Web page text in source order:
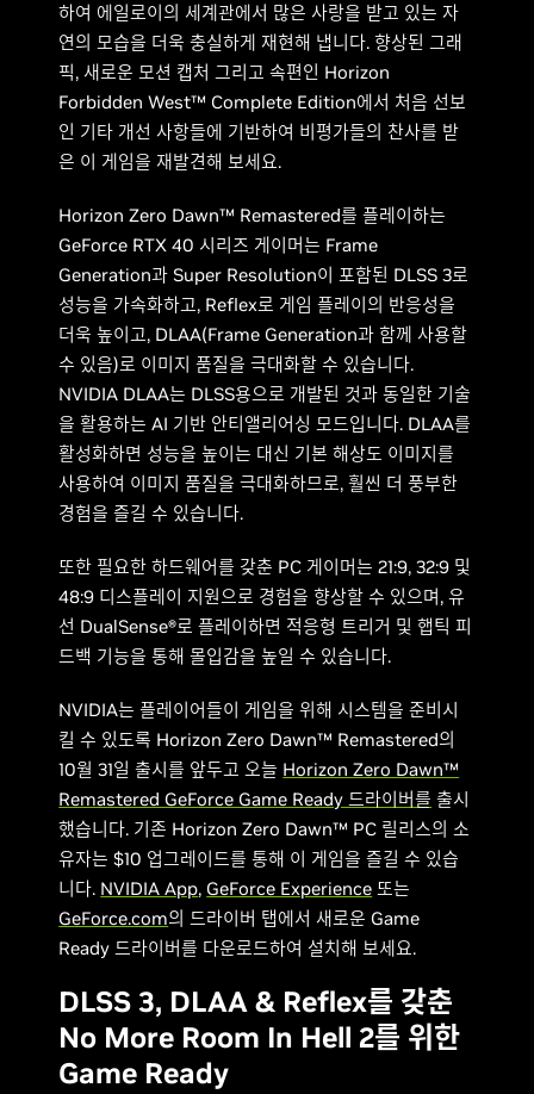
하여 에일로이의 세계관에서 많은 사랑을 받고 있는 자
연의 모습을 더욱 충실하게 재현해 냅니다. 향상된 그래
픽, 새로운 모션 캡처 그리고 속편인 Horizon
Forbidden West™ Complete Edition에서 처음 선보
인 기타 개선 사항들에 기반하여 비평가들의 찬사를 받
은 이 게임을 재발견해 보세요.
Horizon Zero Dawn™ Remastered를 플레이하는
GeForce RTX 40 시리즈 게이머는 Frame
Generation과 Super Resolution이 포함된 DLSS 3로
성능을 가속화하고, Reflex로 게임 플레이의 반응성을
더욱 높이고, DLAA(Frame Generation과 함께 사용할
수 있음)로 이미지 품질을 극대화할 수 있습니다.
NVIDIA DLAA는 DLSS용으로 개발된 것과 동일한 기술
을 활용하는 AI 기반 안티앨리어싱 모드입니다. DLAA를
활성화하면 성능을 높이는 대신 기본 해상도 이미지를
사용하여 이미지 품질을 극대화하므로, 훨씬 더 풍부한
경험을 즐길 수 있습니다.
또한 필요한 하드웨어를 갖춘 PC 게이머는 21:9, 32:9 및
48:9 디스플레이 지원으로 경험을 향상할 수 있으며, 유
선 DualSense®로 플레이하면 적응형 트리거 및 햅틱 피
드백 기능을 통해 몰입감을 높일 수 있습니다.
NVIDIA는 플레이어들이 게임을 위해 시스템을 준비시
킬 수 있도록 Horizon Zero Dawn™ Remastered의
10월 31일 출시를 앞두고 오늘 Horizon Zero Dawn™
Remastered GeForce Game Ready 드라이버를 출시
했습니다. 기존 Horizon Zero Dawn™ PC 릴리스의 소
유자는 $10 업그레이드를 통해 이 게임을 즐길 수 있습
니다. NVIDIA App, GeForce Experience 또는
GeForce.com의 드라이버 탭에서 새로운 Game
Ready 드라이버를 다운로드하여 설치해 보세요.
DLSS 3, DLAA & Reflex를 갖춘
No More Room In Hell 2를 위한
Game Ready